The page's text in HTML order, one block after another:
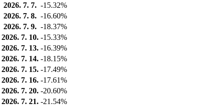
2026. 7. 7. -15.32%
2026. 7. 8. -16.60%
2026. 7. 9. -18.37%
2026. 7. 10. -15.33%
2026. 7. 13. -16.39%
2026. 7. 14. -18.15%
2026. 7. 15. -17.49%
2026. 7. 16. -17.61%
2026. 7. 20. -20.60%
2026. 7. 21. -21.54%